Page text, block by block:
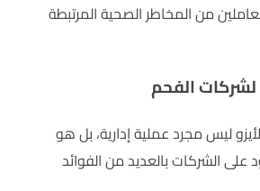
من المخاطر الصحية المرتبطة
ليس مجرد عملية إدارية، بل هو
على الشركات بالعديد من الفوائد